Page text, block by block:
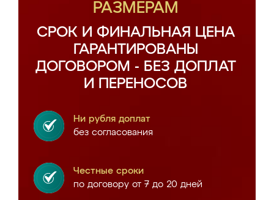
РАЗМЕРАМ
СРОК И ФИНАЛЬНАЯ ЦЕНА
ГАРАНТИРОВАНЫ
ДОГОВОРОМ - БЕЗ ДОПЛАТ
И ПЕРЕНОСОВ
Ни рубля доплат
без согласования
Честные сроки
по договору от 7 до 20 дней